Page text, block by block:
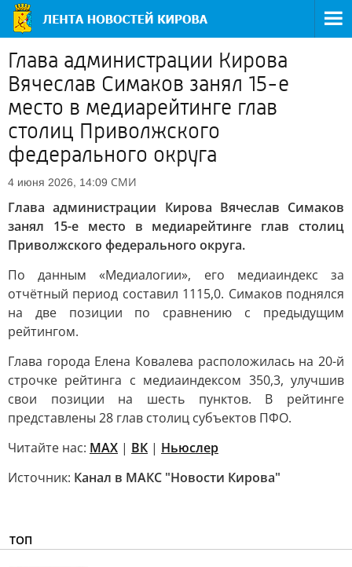
Глава администрации Кирова
Вячеслав Симаков занял 15-е
место в медиарейтинге глав
столиц Приволжского
федерального округа
4 июня 2026, 14:09 СМИ
Глава администрации Кирова Вячеслав Симаков
занял 15-е место в медиарейтинге глав столиц
Приволжского федерального округа.
По данным «Медиалогии», его медиаиндекс за
отчётный период составил 1115,0. Симаков поднялся
на две позиции по сравнению с предыдущим
рейтингом.
Глава города Елена Ковалева расположилась на 20-й
строчке рейтинга с медиаиндексом 350,3, улучшив
свои позиции на шесть пунктов. В рейтинге
представлены 28 глав столиц субъектов ПФО.
Читайте нас: MAX | ВК | Ньюслер
Источник: Канал в МАКС "Новости Кирова"
ТОП